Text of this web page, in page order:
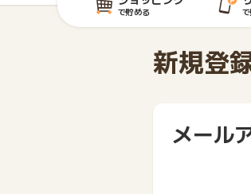
で貯める
新規登
メール